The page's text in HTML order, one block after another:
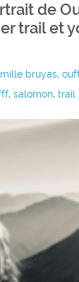
de
trail et
bruyas,
,salomon,trail